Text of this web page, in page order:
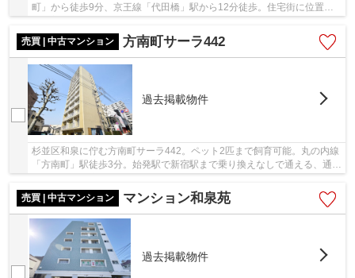
町」から徒歩9分、京王線「代田橋」駅から12分徒歩。住宅街に位置し
落ち着きのある住環境。方南町駅前は商店街で賑わ...
売買 | 中古マンション
方南町サーラ442
過去掲載物件
杉並区和泉に佇む方南町サーラ442。ペット2匹まで飼育可能。丸の内線
「方南町」駅徒歩3分。始発駅で新宿駅まで乗り換えなしで通える、通勤
通学に便利な立地です。また、駅前にはスーパ...
売買 | 中古マンション
マンション和泉苑
過去掲載物件